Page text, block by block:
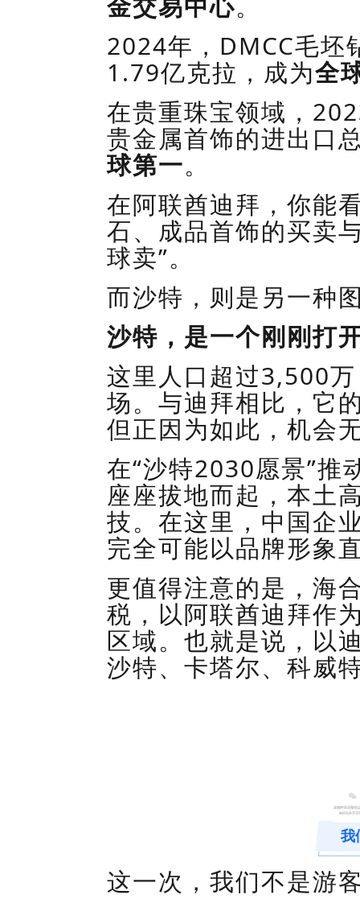
2024年， DMCC毛坯
1.79亿克拉，成为全
在贵重珠宝领域，
贵金属首饰的进出口
球第一。
在阿联酋迪拜，你能
石、成品首饰的买卖
球卖”。
而沙特 ，则是另一种
沙特，是一个刚刚打
这里人口超过3,500
场。与迪拜相比，它
但正因为如此，机会
在“沙特2030愿景”推
座座拔地而起，本土
技。在这里，中国企
完全可能以品牌形象
更值得注意的是， 海
税，以阿联酋迪拜作
区域。也就是说 ， 以
沙特、卡塔尔、科威
我
这一次，我们不是游